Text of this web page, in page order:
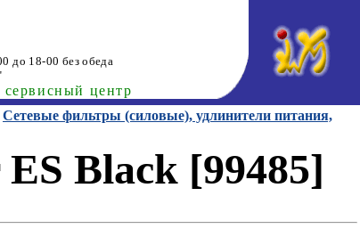
до 18-00 без обеда
центр
Сетевые фильтры (силовые), удлинители питания,
Black [99485]